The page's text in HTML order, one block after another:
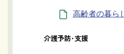
高齢者の暮ら
介護予防・支援